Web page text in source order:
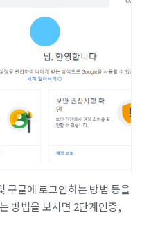
구글에 로그인하는 방법 등을
방법을 보시면 2단계인증,